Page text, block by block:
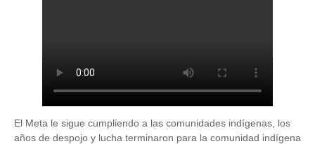
El Meta le sigue cumpliendo a las comunidades indígenas, los
años de despojo y lucha terminaron para la comunidad indígena